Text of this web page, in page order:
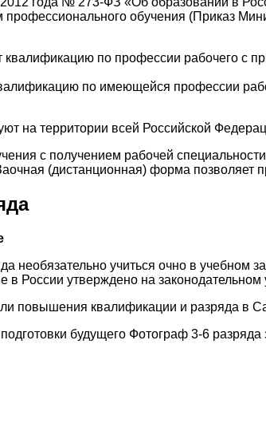
обучения (Приказ
по профессии рабочего с
по имеющейся профессии
на территории всей Российской
с получением рабочей
(дистанционная) форма позволяет
необязательно учиться очно в учебном
в России утверждено на законодательном
повышения квалификации и разряда в
будущего Фотограф 3-6